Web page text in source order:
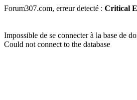
Forum307.com, erreur detecté : Critical
Impossible de se connecter à la base de
Could not connect to the database